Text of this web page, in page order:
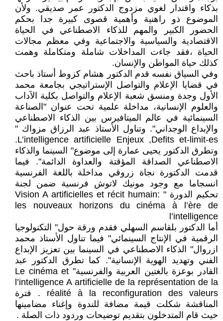
بذكاء واقتدار لغوي مزدوج الدكتور عمر صديقي. ولأن
الموضوع ذو راهنية وأهمية قصوى كبيرة جدا بحكم
الحضور الكبير والمهم للذكاء الاصطناعي في الحياة
الاقتصادية والسياسية والاجتماعية وفي معظم مجالات
الحياة ،فقد جاءت المداخلات شاملة ومتكاملة وهمت
كذلك حياة المواطن والإنسان.
وفي السياق نفسه قدم الدكتور هشام كزوط أستاذ باحث
في قضايا الإعلام والتواصل الإستراتيجي بجامعة محمد
الأول وجدة ومنسق شعبة الإعلام والتواصل بكلية الآداب
والعلوم الإنسانية، مداخلة علمية تحت عنوان "الصناعة
السينمائية في عالم الميتافيرس بين الذكاء الاصطناعي
والإبداع الوجداني". وتناول الأستاذ عبد الرزاق مزواك "
L’intelligence artificielle Enjeux ,Defits et-limit-es.
وتطرق الدكتور يحيى عمارة إلى موضوع" السينما والذكاء
الاصطناعي الصداقة المؤقتة والعداوة الدائمة". فيما
قدمت الدكتورة نجاة زروقي مداخلة باللغة الفرنسية
انسجاما مع وجود مونيك لاتوش فرنسية ضمن لجنة
تحكيم الدورة " Vision A artificielles et récit humain:
les nouveaux horizons du cinéma à l’ère de
l’intelligence
أما الدكتور بلقاسم السهلي فقدم ورقة حول" التكنولوجيا
الرقمية في الإنتاج السينمائي" فيما تناول الأستاذ محمد
ازروال" الذكاء الاصطناعي في السينما بين تعزيز الإبداع
الفني وتهديد الهوية الإنسانية". كما تطرق الدكتور عبد
القادر بوعزة بالغتين العربية والفرنسية" Le cinéma et
l’intelligence A artificielle de la représentation de la
réalité à la reconfiguration des valeurs . فترة
المناقشة شكلت قيمة مضافة للندوة وإغناء مضامينها
حيث قام المتدخلون بتقديم توضيحات وردود ذات الصلة .